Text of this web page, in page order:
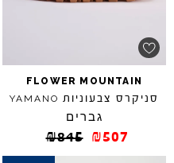
FLOWER MOUNTAIN
סניקרס צבעוניות YAMANO
גברים
₪845 ₪507